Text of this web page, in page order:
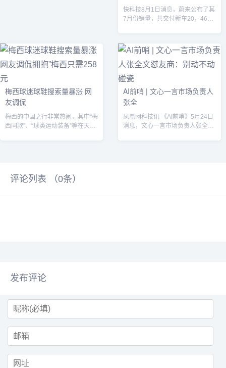
快科技8月1日消息，蔚来公布了其
7月份销量，共交付新车20，462
梅西球迷球鞋搜索量暴涨 网
友调侃
梅西的中国之行非常热闹，其中“梅
西同款”、“球类运动装备”等在天猫
AI前哨 | 文心一言市场负责人
张全
凤凰网科技讯 《AI前哨》5月24日
消息，文心一言市场负责人张全文
评论列表 （0条）
发布评论